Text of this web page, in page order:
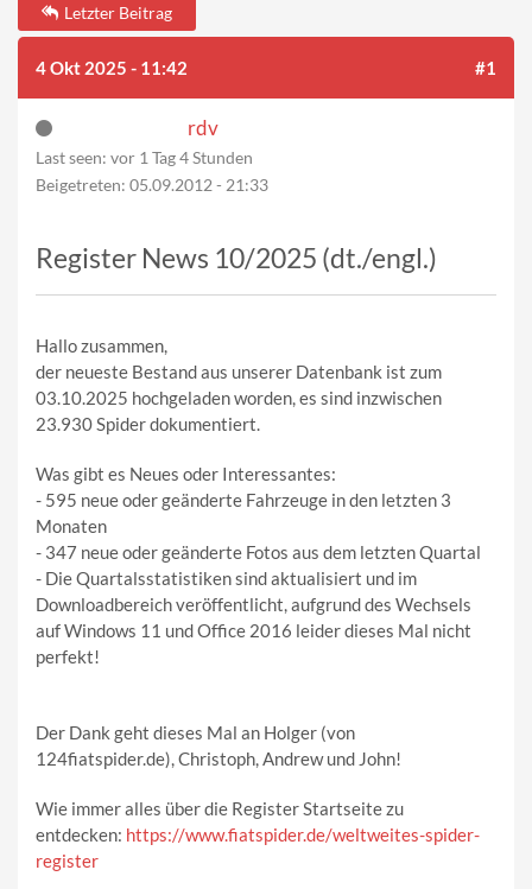
Letzter Beitrag
4 Okt 2025 - 11:42 #1
rdv
Last seen: vor 1 Tag 4 Stunden
Beigetreten: 05.09.2012 - 21:33
Register News 10/2025 (dt./engl.)
Hallo zusammen,
der neueste Bestand aus unserer Datenbank ist zum
03.10.2025 hochgeladen worden, es sind inzwischen
23.930 Spider dokumentiert.
Was gibt es Neues oder Interessantes:
- 595 neue oder geänderte Fahrzeuge in den letzten 3
Monaten
- 347 neue oder geänderte Fotos aus dem letzten Quartal
- Die Quartalsstatistiken sind aktualisiert und im
Downloadbereich veröffentlicht, aufgrund des Wechsels
auf Windows 11 und Office 2016 leider dieses Mal nicht
perfekt!
Der Dank geht dieses Mal an Holger (von
124fiatspider.de), Christoph, Andrew und John!
Wie immer alles über die Register Startseite zu
entdecken: https://www.fiatspider.de/weltweites-spider-
register